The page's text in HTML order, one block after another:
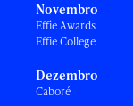
Novembro
Effie Awards
Effie College
Dezembro
Caboré